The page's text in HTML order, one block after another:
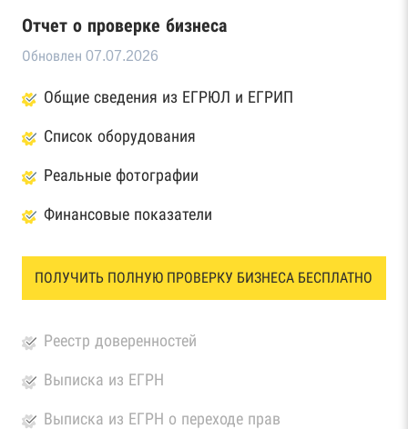
Отчет о проверке бизнеса
Обновлен 07.07.2026
Общие сведения из ЕГРЮЛ и ЕГРИП
Список оборудования
Реальные фотографии
Финансовые показатели
ПОЛУЧИТЬ ПОЛНУЮ ПРОВЕРКУ БИЗНЕСА БЕСПЛАТНО
Реестр доверенностей
Выписка из ЕГРН
Выписка из ЕГРН о переходе прав